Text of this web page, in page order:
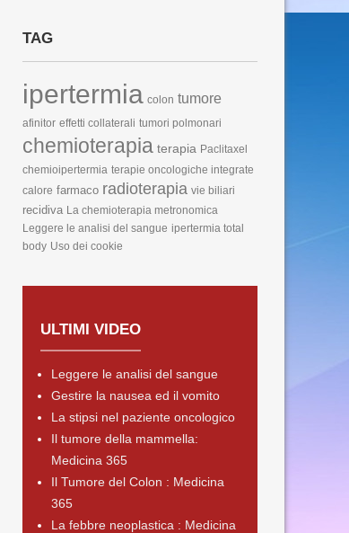
TAG
ipertermia colon tumore
afinitor effetti collaterali tumori polmonari
chemioterapia terapia Paclitaxel
chemioipertermia terapie oncologiche integrate
calore farmaco radioterapia vie biliari
recidiva La chemioterapia metronomica
Leggere le analisi del sangue ipertermia total
body Uso dei cookie
ULTIMI VIDEO
Leggere le analisi del sangue
Gestire la nausea ed il vomito
La stipsi nel paziente oncologico
Il tumore della mammella:
Medicina 365
Il Tumore del Colon : Medicina
365
La febbre neoplastica : Medicina